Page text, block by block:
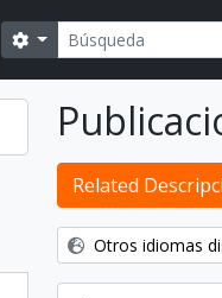
Búsqueda
Search options
Related
Otros idiomas